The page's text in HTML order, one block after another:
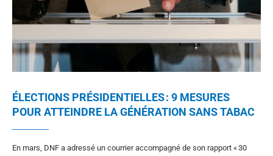
ÉLECTIONS PRÉSIDENTIELLES : 9 MESURES
POUR ATTEINDRE LA GÉNÉRATION SANS TABAC
En mars, DNF a adressé un courrier accompagné de son rapport « 30